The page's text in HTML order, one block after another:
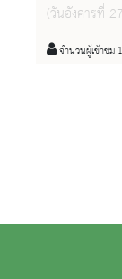
(วันอังคารที่
จำนวนผู้เข้าชม
-